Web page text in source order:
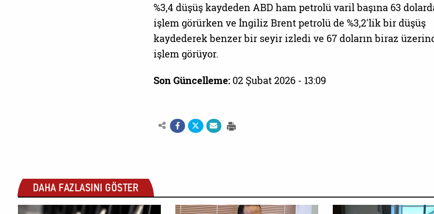
%3,4 düşüş kaydeden ABD ham petrolü varil başına 63
işlem görürken ve İngiliz Brent petrolü de %3,2'lik bir düşüş
kaydederek benzer bir seyir izledi ve 67 doların biraz
işlem görüyor.
Son Güncelleme: 02 Şubat 2026 - 13:09
DAHA FAZLASINI GÖSTER
EKONOMİ EKONOMİ